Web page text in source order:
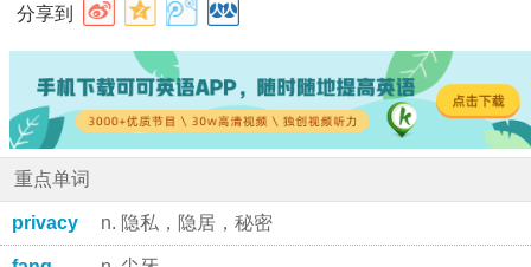
分享到
重点单词
privacy n. 隐私，隐居，秘密